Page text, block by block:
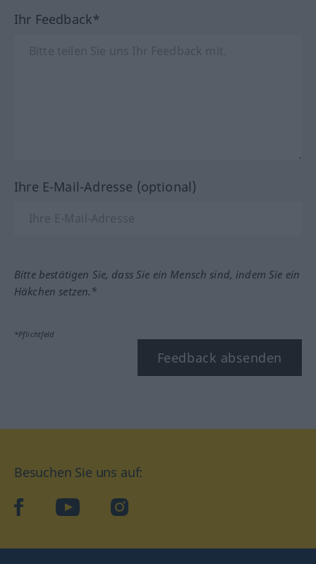
Ihr Feedback*
Ihre E-Mail-Adresse (optional)
Bitte bestätigen Sie, dass Sie ein Mensch sind, indem Sie ein
Häkchen setzen.*
*Pflichtfeld
Feedback absenden
Besuchen Sie uns auf:
facebookYouTube Instagram